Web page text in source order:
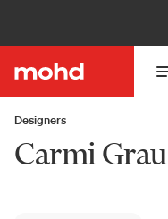
Designers
Carmi Grau